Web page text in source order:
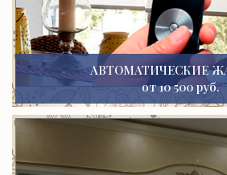
АВТОМАТИЧЕСКИЕ
от 10 500 руб.